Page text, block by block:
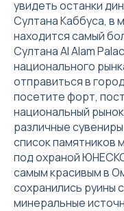
увидеть останки
Султана Каббуса, в
находится самый
Султана Al Alam
национального
отправиться в
посетите форт,
национальный
различные
список памятников
под охраной
самым красивым в
сохранились руины
минеральные